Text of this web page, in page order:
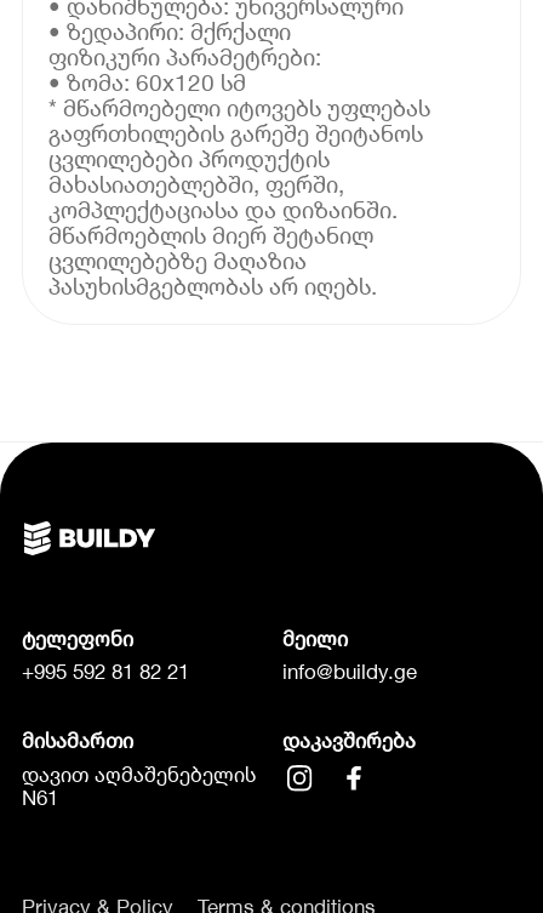
• ზედაპირი: მქრქალი
ფიზიკური პარამეტრები:
• ზომა: 60x120 სმ
* მწარმოებელი იტოვებს უფლებას
გაფრთხილების გარეშე შეიტანოს
ცვლილებები პროდუქტის
მახასიათებლებში, ფერში,
კომპლექტაციასა და დიზაინში.
მწარმოებლის მიერ შეტანილ
ცვლილებებზე მაღაზია
პასუხისმგებლობას არ იღებს.
ტელეფონი
+995 592 81 82 21
მეილი
info@buildy.ge
მისამართი
დავით აღმაშენებელის
N61
დაკავშირება
Privacy & Policy Terms & conditions